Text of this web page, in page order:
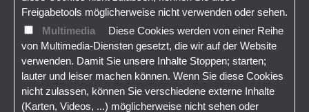
Freigabetools möglicherweise nicht verwenden oder sehen.
Multimedia
Diese Cookies werden von einer Reihe
von Multimedia-Diensten gesetzt, die wir auf der Website
verwenden. Damit Sie unsere Inhalte Stoppen; starten;
lauter und leiser machen können. Wenn Sie diese Cookies
nicht zulassen, können Sie verschiedene externe Inhalte
(Karten, Videos, ...) möglicherweise nicht sehen oder